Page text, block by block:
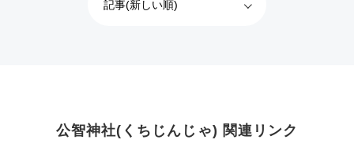
公智神社(くちじんじゃ) 関連リンク